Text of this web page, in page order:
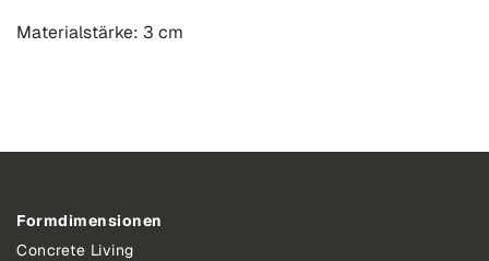
Materialstärke: 3 cm
Formdimensionen
Concrete Living